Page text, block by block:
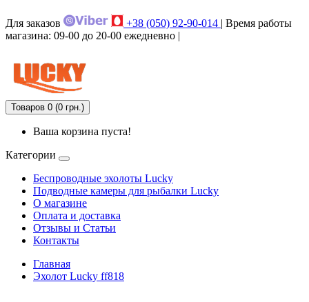
Для заказов +38 (050) 92-90-014 | Время работы
магазина: 09-00 до 20-00 ежедневно |
Товаров 0 (0 грн.)
Ваша корзина пуста!
Категории
Беспроводные эхолоты Lucky
Подводные камеры для рыбалки Lucky
О магазине
Оплата и доставка
Отзывы и Статьи
Контакты
Главная
Эхолот Lucky ff818